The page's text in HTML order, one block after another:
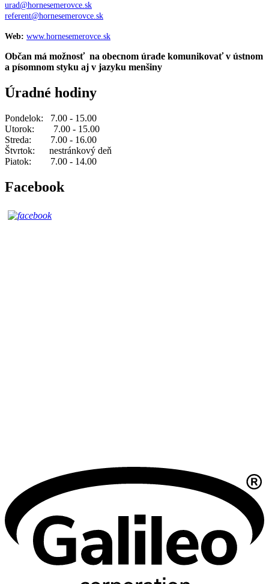
urad@hornesemerovce.sk
referent@hornesemerovce.sk
Web: www.hornesemerovce.sk
Občan má možnosť na obecnom úrade komunikovať v ústnom
a písomnom styku aj v jazyku menšiny
Úradné hodiny
Pondelok: 7.00 - 15.00
Utorok: 7.00 - 15.00
Streda: 7.00 - 16.00
Štvrtok: nestránkový deň
Piatok: 7.00 - 14.00
Facebook